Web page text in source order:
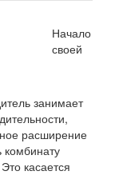
Начало
своей
занимает
расширение
комбинату
касается